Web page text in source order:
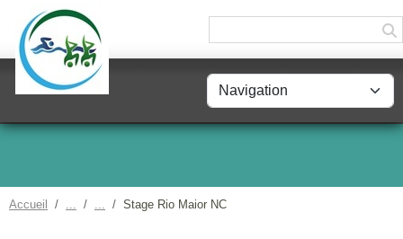
Accueil Stage Rio Maior NC
Panneau de gestion des cookies